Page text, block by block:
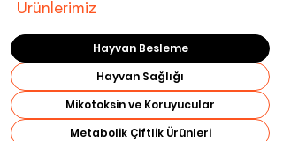
Ürünlerimiz
Hayvan Besleme
Hayvan Sağlığı
Mikotoksin ve Koruyucular
Metabolik Çiftlik Ürünleri